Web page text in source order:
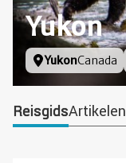
Yukon
Locatie
YukonCanada
ReisgidsArtikelen